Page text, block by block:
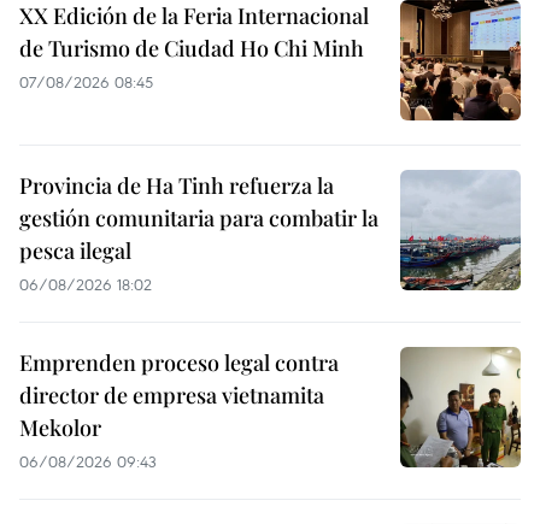
XX Edición de la Feria Internacional
de Turismo de Ciudad Ho Chi Minh
07/08/2026 08:45
Provincia de Ha Tinh refuerza la
gestión comunitaria para combatir la
pesca ilegal
06/08/2026 18:02
Emprenden proceso legal contra
director de empresa vietnamita
Mekolor
06/08/2026 09:43